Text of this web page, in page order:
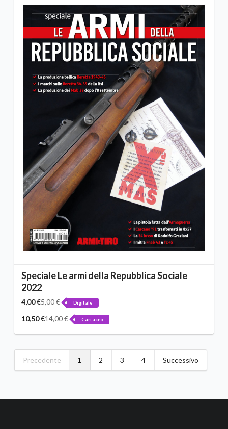
Speciale Le armi della Repubblica Sociale
2022
4,00 €5,00 € Digitale
10,50 €14,00 € Cartaceo
Precedente 1 2 3 4 Successivo